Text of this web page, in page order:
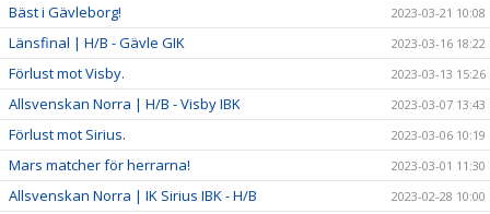
Bäst i Gävleborg!
2023-03-21 10:08
Länsfinal | H/B - Gävle GIK 2023-03-16 18:22
Förlust mot Visby. 2023-03-13 15:26
Allsvenskan Norra | H/B - Visby IBK 2023-03-07 13:43
Förlust mot Sirius. 2023-03-06 10:19
Mars matcher för herrarna! 2023-03-01 11:30
Allsvenskan Norra | IK Sirius IBK - H/B 2023-02-28 10:00